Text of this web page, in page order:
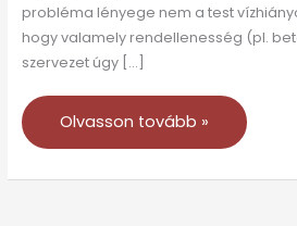
probléma lényege nem a test
hogy valamely rendellenesség (pl.
szervezet úgy […]
Olvasson tovább »